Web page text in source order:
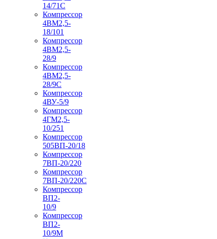
14/71C
Компрессор
4ВМ2,5-
18/101
Компрессор
4ВМ2,5-
28/9
Компрессор
4ВМ2,5-
28/9С
Компрессор
4ВУ-5/9
Компрессор
4ГМ2,5-
10/251
Компрессор
505ВП-20/18
Компрессор
7ВП-20/220
Компрессор
7ВП-20/220С
Компрессор
ВП2-
10/9
Компрессор
ВП2-
10/9М